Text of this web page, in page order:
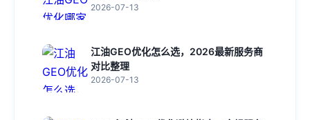
2026-07-13
江油GEO优化怎么选，2026最新服务商
对比整理
2026-07-13